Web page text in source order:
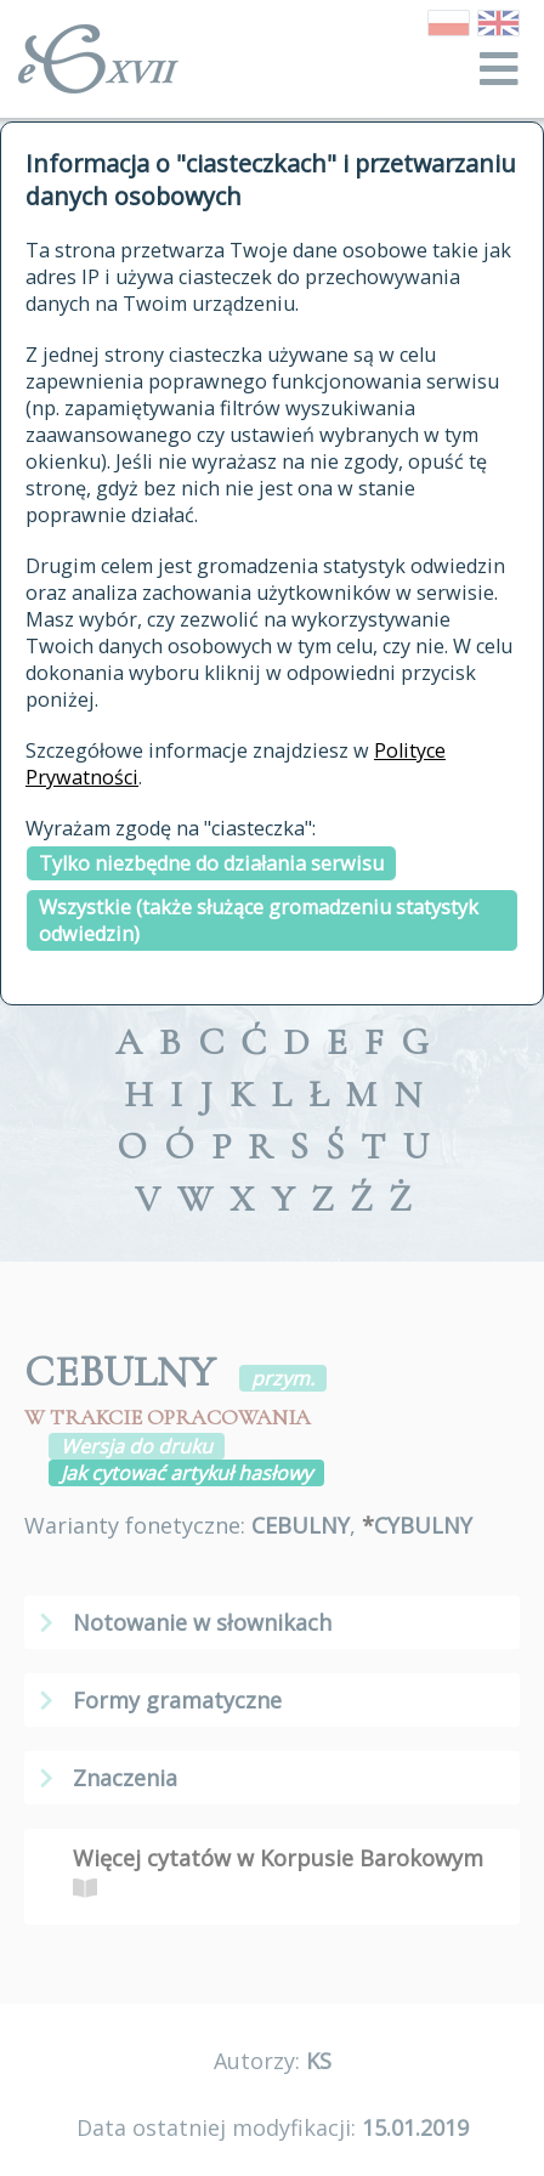
Informacja o "ciasteczkach" i przetwarzaniu
danych osobowych
Ta strona przetwarza Twoje dane osobowe takie jak
adres IP i używa ciasteczek do przechowywania
danych na Twoim urządzeniu.
Z jednej strony ciasteczka używane są w celu
zapewnienia poprawnego funkcjonowania serwisu
(np. zapamiętywania filtrów wyszukiwania
zaawansowanego czy ustawień wybranych w tym
okienku). Jeśli nie wyrażasz na nie zgody, opuść tę
stronę, gdyż bez nich nie jest ona w stanie
poprawnie działać.
Drugim celem jest gromadzenia statystyk odwiedzin
oraz analiza zachowania użytkowników w serwisie.
Masz wybór, czy zezwolić na wykorzystywanie
Twoich danych osobowych w tym celu, czy nie. W celu
dokonania wyboru kliknij w odpowiedni przycisk
poniżej.
Szczegółowe informacje znajdziesz w Polityce
Prywatności.
Wyrażam zgodę na "ciasteczka":
Tylko niezbędne do działania serwisu
Wszystkie (także służące gromadzeniu statystyk
odwiedzin)
autorzy Słownika
historia
publikacje
źródła
autorzy tekstów źródłowych
zasady opracowania
statystyki
najnowsze hasła
ostatnio zmodyfikowane hasła
materiały archiwalne
cytowanie
kontakt
kwerendy
jak cytować Słownik
ELEKTRONICZNY SŁOWNIK
JĘZYKA POLSKIEGO
XVII I XVIII WIEKU
znajdź hasła
zaczynające się od
indeksie
a fronte
a tergo
A B C Ć D E F G
H I J K L Ł M N
O Ó P R S Ś T U
V W X Y Z Ź Ż
CEBULNY
przym.
W TRAKCIE OPRACOWANIA
Wersja do druku
Jak cytować artykuł hasłowy
Warianty fonetyczne: CEBULNY, *CYBULNY
Notowanie w słownikach
Formy gramatyczne
Znaczenia
Więcej cytatów w Korpusie Barokowym
Autorzy: KS
Data ostatniej modyfikacji: 15.01.2019